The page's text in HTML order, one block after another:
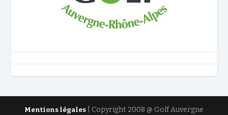
Mentions légales | Copyright 2008 @ Golf Auvergne